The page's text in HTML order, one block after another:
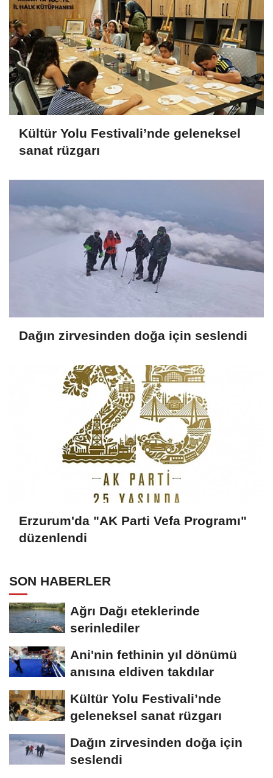
Kültür Yolu Festivali’nde geleneksel
sanat rüzgarı
Dağın zirvesinden doğa için seslendi
Erzurum'da "AK Parti Vefa Programı"
düzenlendi
SON HABERLER
Ağrı Dağı eteklerinde
serinlediler
Ani'nin fethinin yıl dönümü
anısına eldiven takdılar
Kültür Yolu Festivali’nde
geleneksel sanat rüzgarı
Dağın zirvesinden doğa için
seslendi